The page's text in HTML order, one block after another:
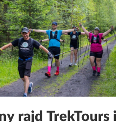
rajd TrekTours i